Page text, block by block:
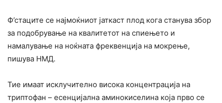
Ф’стаците се најмоќниот јаткаст плод кога станува збор
за подобрување на квалитетот на спиењето и
намалување на ноќната фреквенција на мокрење,
пишува НМД.
Тие имаат исклучително висока концентрација на
триптофан – есенцијална аминокиселина која прво се